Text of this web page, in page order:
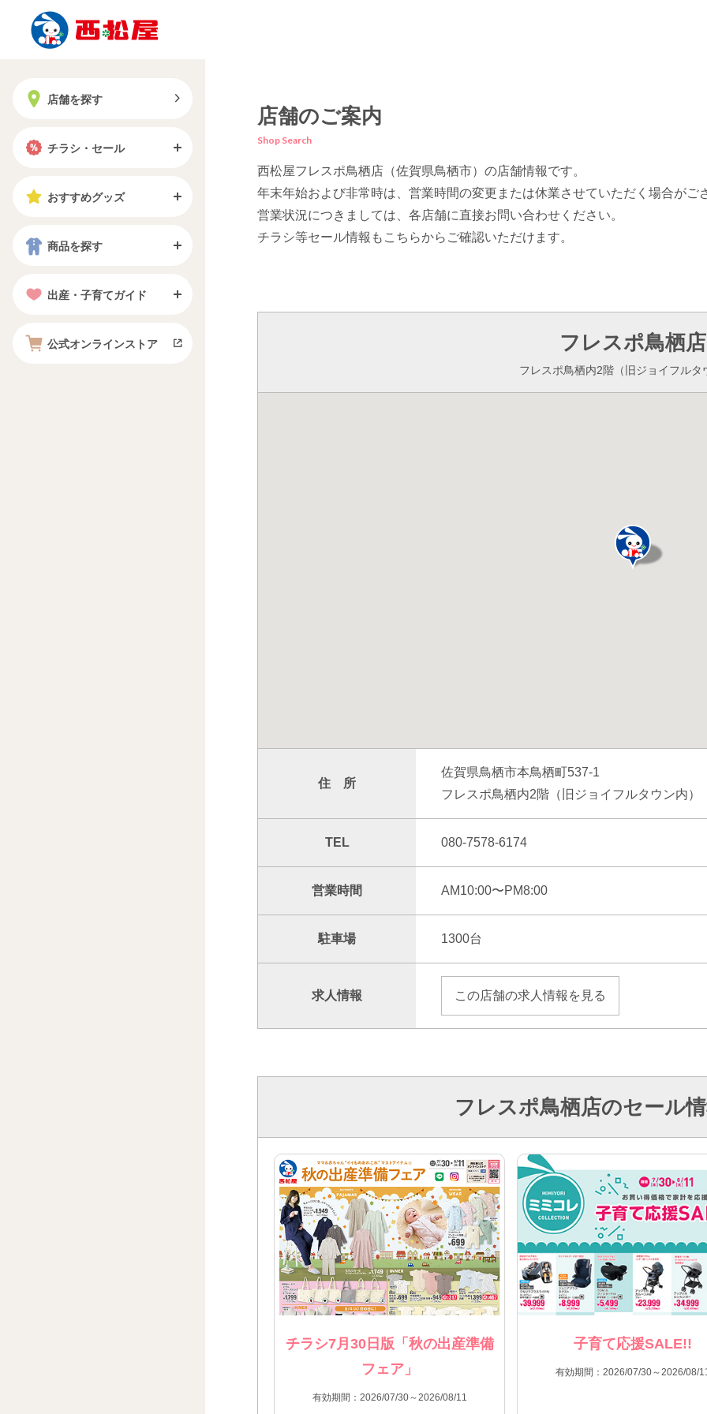
店舗を探す
チラシ・セール
おすすめグッズ
商品を探す
出産・子育てガイド
公式オンラインストア
店舗のご案内
Shop Search
西松屋フレスポ鳥栖店（佐賀県鳥栖市）の店舗情報です。
年末年始および非常時は、営業時間の変更または休業させていただく場合がご
営業状況につきましては、各店舗に直接お問い合わせください。
チラシ等セール情報もこちらからご確認いただけます。
フレスポ鳥栖店
フレスポ鳥栖内2階（旧ジョイフルタ
住 所
佐賀県鳥栖市本鳥栖町537-1
フレスポ鳥栖内2階（旧ジョイフルタウン内）
TEL 080-7578-6174
営業時間 AM10:00〜PM8:00
駐車場 1300台
求人情報 この店舗の求人情報を見る
フレスポ鳥栖店のセール
チラシ7月30日版「秋の出産準備
フェア」
有効期間：2026/07/30～2026/08/11
子育て応援SALE!!
有効期間：2026/07/30～2026/08/